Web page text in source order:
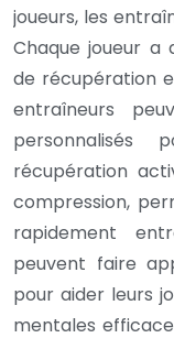
joueurs, les
Chaque joueur a
de récupération
entraîneurs
personnalisés
récupération
compression,
rapidement
peuvent faire
pour aider leurs
mentales